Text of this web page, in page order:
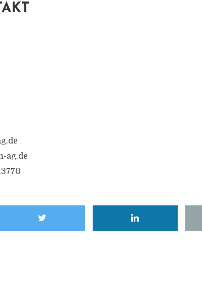
ag.de